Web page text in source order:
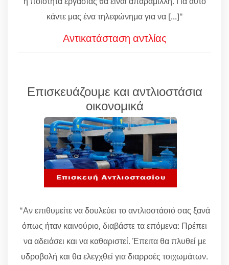
κάντε μας ένα τηλεφώνημα για να [...]"
Αντικατάσταση αντλίας
Επισκευάζουμε και αντλιοστάσια
οικονομικά
"Αν επιθυμείτε να δουλεύει το αντλιοστάσιό σας ξανά
όπως ήταν καινούριο, διαβάστε τα επόμενα: Πρέπει
να αδειάσει και να καθαριστεί. Έπειτα θα πλυθεί με
υδροβολή και θα ελεγχθεί για διαρροές τοιχωμάτων.